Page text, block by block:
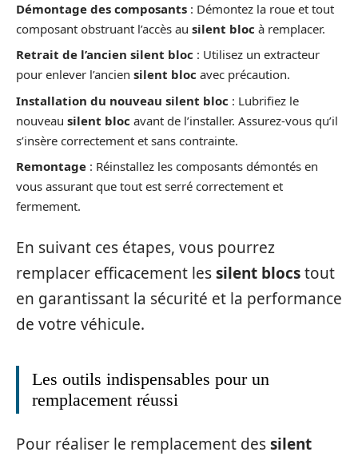
Démontage des composants : Démontez la roue et tout
composant obstruant l’accès au silent bloc à remplacer.
Retrait de l’ancien silent bloc : Utilisez un extracteur
pour enlever l’ancien silent bloc avec précaution.
Installation du nouveau silent bloc : Lubrifiez le
nouveau silent bloc avant de l’installer. Assurez-vous qu’il
s’insère correctement et sans contrainte.
Remontage : Réinstallez les composants démontés en
vous assurant que tout est serré correctement et
fermement.
En suivant ces étapes, vous pourrez
remplacer efficacement lessilent blocstout
en garantissant la sécurité et la performance
de votre véhicule.
Les outils indispensables pour un
remplacement réussi
Pour réaliser le remplacement dessilent